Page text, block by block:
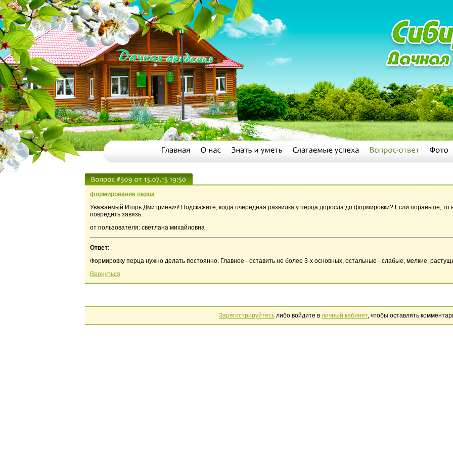
формирование перца
Уважаемый Игорь Дмитриевич! Подскажите, когда очередная развилка у перца доросла до формировки? Если пораньше, то
повредить завязь.
от пользователя: светлана михайловна
Ответ:
Формировку перца нужно делать постоянно. Главное - оставить не более 3-х основных, остальные - слабые, мелкие,
Вернуться
Зарегистрируйтесь либо войдите в личный кабинет, чтобы оставлять